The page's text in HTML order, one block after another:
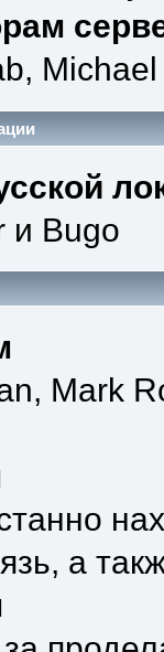
и Bugo
Mark
а